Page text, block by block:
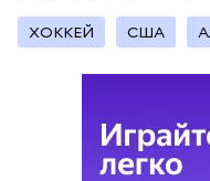
ХОККЕЙ США